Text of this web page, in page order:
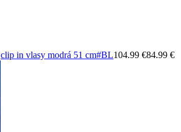
clip in vlasy modrá 51 cm#BL104.99 €84.99 €